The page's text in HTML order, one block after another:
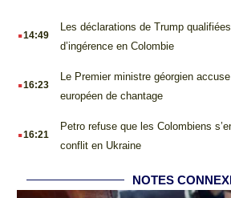
.14:49
Les déclarations de Trump
d’ingérence en Colombie
.16:23
Le Premier ministre géorgien
européen de chantage
.16:21
Petro refuse que les Colombiens
conflit en Ukraine
NOTES